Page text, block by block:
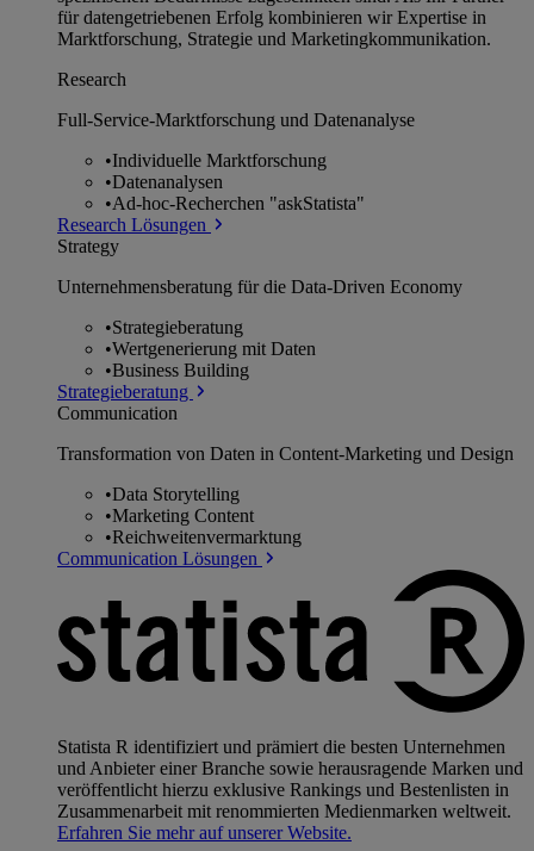
für datengetriebenen Erfolg kombinieren wir Expertise in
Marktforschung, Strategie und Marketingkommunikation.
Research
Full-Service-Marktforschung und Datenanalyse
•Individuelle Marktforschung
•Datenanalysen
•Ad-hoc-Recherchen "askStatista"
Research Lösungen
Strategy
Unternehmens­beratung für die Data-Driven Economy
•Strategieberatung
•Wertgenerierung mit Daten
•Business Building
Strategieberatung
Communication
Transformation von Daten in Content-Marketing und Design
•Data Storytelling
•Marketing Content
•Reichweitenvermarktung
Communication Lösungen
Statista R identifiziert und prämiert die besten Unternehmen
und Anbieter einer Branche sowie herausragende Marken und
veröffentlicht hierzu exklusive Rankings und Bestenlisten in
Zusammenarbeit mit renommierten Medienmarken weltweit.
Erfahren Sie mehr auf unserer Website.